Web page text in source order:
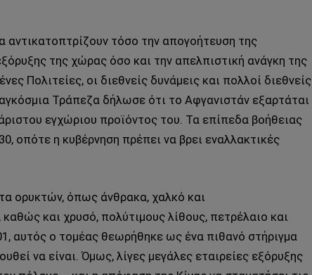
αντικατοπτρίζουν τόσο την απογοήτευση της
της χώρας όσο και την απελπιστική ανάγκη της
Πολιτείες, οι διεθνείς δυνάμεις και πολλοί διεθνείς
Τράπεζα δήλωσε ότι το Αφγανιστάν εξαρτάται
εγχώριου προϊόντος του. Τα επίπεδα βοήθειας
οπότε η κυβέρνηση πρέπει να βρει εναλλακτικές
ορυκτών, όπως άνθρακα, χαλκό και
και χρυσό, πολύτιμους λίθους, πετρέλαιο και
αυτός ο τομέας θεωρήθηκε ως ένα πιθανό στήριγμα
να είναι. Όμως, λίγες μεγάλες εταιρείες εξόρυξης